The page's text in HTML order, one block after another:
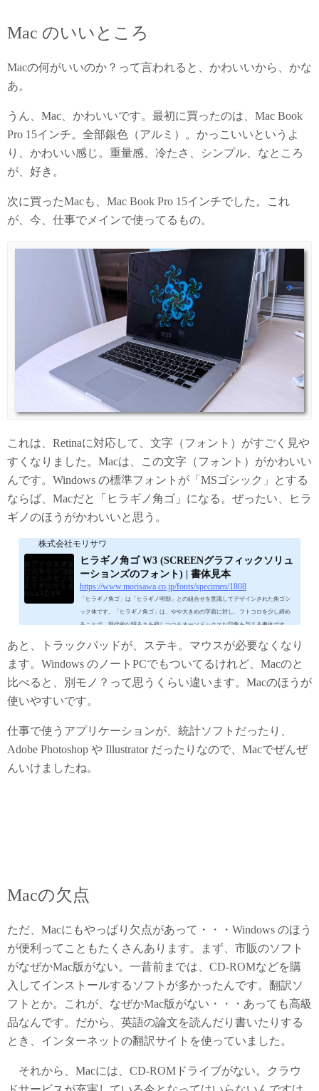
Mac のいいところ
Macの何がいいのか？って言われると、かわいいから、かな
あ。
うん、Mac、かわいいです。最初に買ったのは、Mac Book
Pro 15インチ。全部銀色（アルミ）。かっこいいというよ
り、かわいい感じ。重量感、冷たさ、シンプル、なところ
が、好き。
次に買ったMacも、Mac Book Pro 15インチでした。これ
が、今、仕事でメインで使ってるもの。
これは、Retinaに対応して、文字（フォント）がすごく見や
すくなりました。Macは、この文字（フォント）がかわいい
んです。Windows の標準フォントが「MSゴシック」とする
ならば、Macだと「ヒラギノ角ゴ」になる。ぜったい、ヒラ
ギノのほうがかわいいと思う。
株式会社モリサワ
ヒラギノ角ゴ W3 (SCREENグラフィックソリュ
ーションズのフォント) | 書体見本
https://www.morisawa.co.jp/fonts/specimen/1808
「ヒラギノ角ゴ」は「ヒラギノ明朝」との組合せを意識してデザインされた角ゴシ
ック体です。「ヒラギノ角ゴ」は、やや大きめの字面に対し、フトコロを少し締め
ることで、現代的な明るさを残しつつもオーソドックスな印象を与える書体です。
１からＷ９まで9ウエイトで展開。雑誌やパンフレット、ポスターなどあらゆる媒体
で、本文から見出しまで幅広く活用でき、「ヒラギノ明朝」と組合せても違和感が
あと、トラックパッドが、ステキ。マウスが必要なくなり
ます。Windows のノートPCでもついてるけれど、Macのと
比べると、別モノ？って思うくらい違います。Macのほうが
使いやすいです。
仕事で使うアプリケーションが、統計ソフトだったり、
Adobe Photoshop や Illustrator だったりなので、Macでぜんぜ
んいけましたね。
Macの欠点
ただ、Macにもやっぱり欠点があって・・・Windows のほう
が便利ってこともたくさんあります。まず、市販のソフト
がなぜかMac版がない。一昔前までは、CD-ROMなどを購
入してインストールするソフトが多かったんです。翻訳ソ
フトとか。これが、なぜかMac版がない・・・あっても高級
品なんです。だから、英語の論文を読んだり書いたりする
とき、インターネットの翻訳サイトを使っていました。
それから、Macには、CD-ROMドライブがない。クラウ